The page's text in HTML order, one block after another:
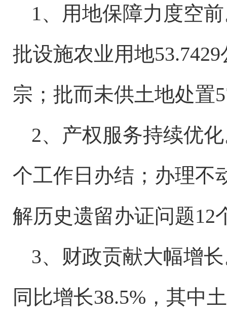
1、用地保障力度空
批设施农业用地
宗；批而未供土地处置
2、产权服务持续优
个工作日办结；办理不
解历史遗留办证问题12
3、财政贡献大幅增
同比增长38.5%，其中